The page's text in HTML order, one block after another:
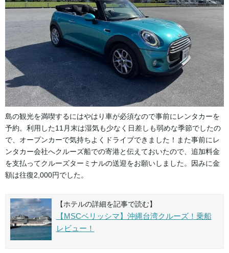
島の観光を満喫するにはやはり車が必須なので事前にレンタカーを
予約。利用した11月末は湿気も少なく日差しも弱めな季節でしたの
で、オープンカーで気持ちよくドライブできました！また事前にレ
ンタカー会社へクルーズ船での寄港と伝えておいたので、追加料金
を支払ってクルーズターミナルの送迎をお願いしました。因みに金
額は往復2,000円でした。
【ホテルの詳細を記事で読む】
【MSCベリッシマ】沖縄台湾クルーズ！乗船
レビュー！